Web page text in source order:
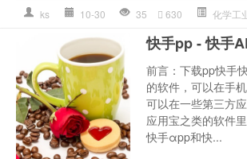
ks 10-30 35 630 化学工
快手pp - 快手
前言：下载pp快手
的软件，可以在手
可以在一些第三方
应用宝之类的软件
快手αpp和快...